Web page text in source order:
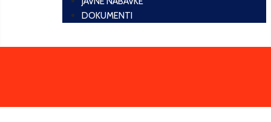
DOKUMENTI